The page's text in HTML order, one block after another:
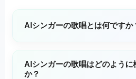
AIシンガーの歌唱とは何ですか
できる最先端の音声合成技術です
て、テキストの歌詞を自然に聞こ
AIシンガーの歌唱はどのように
か？